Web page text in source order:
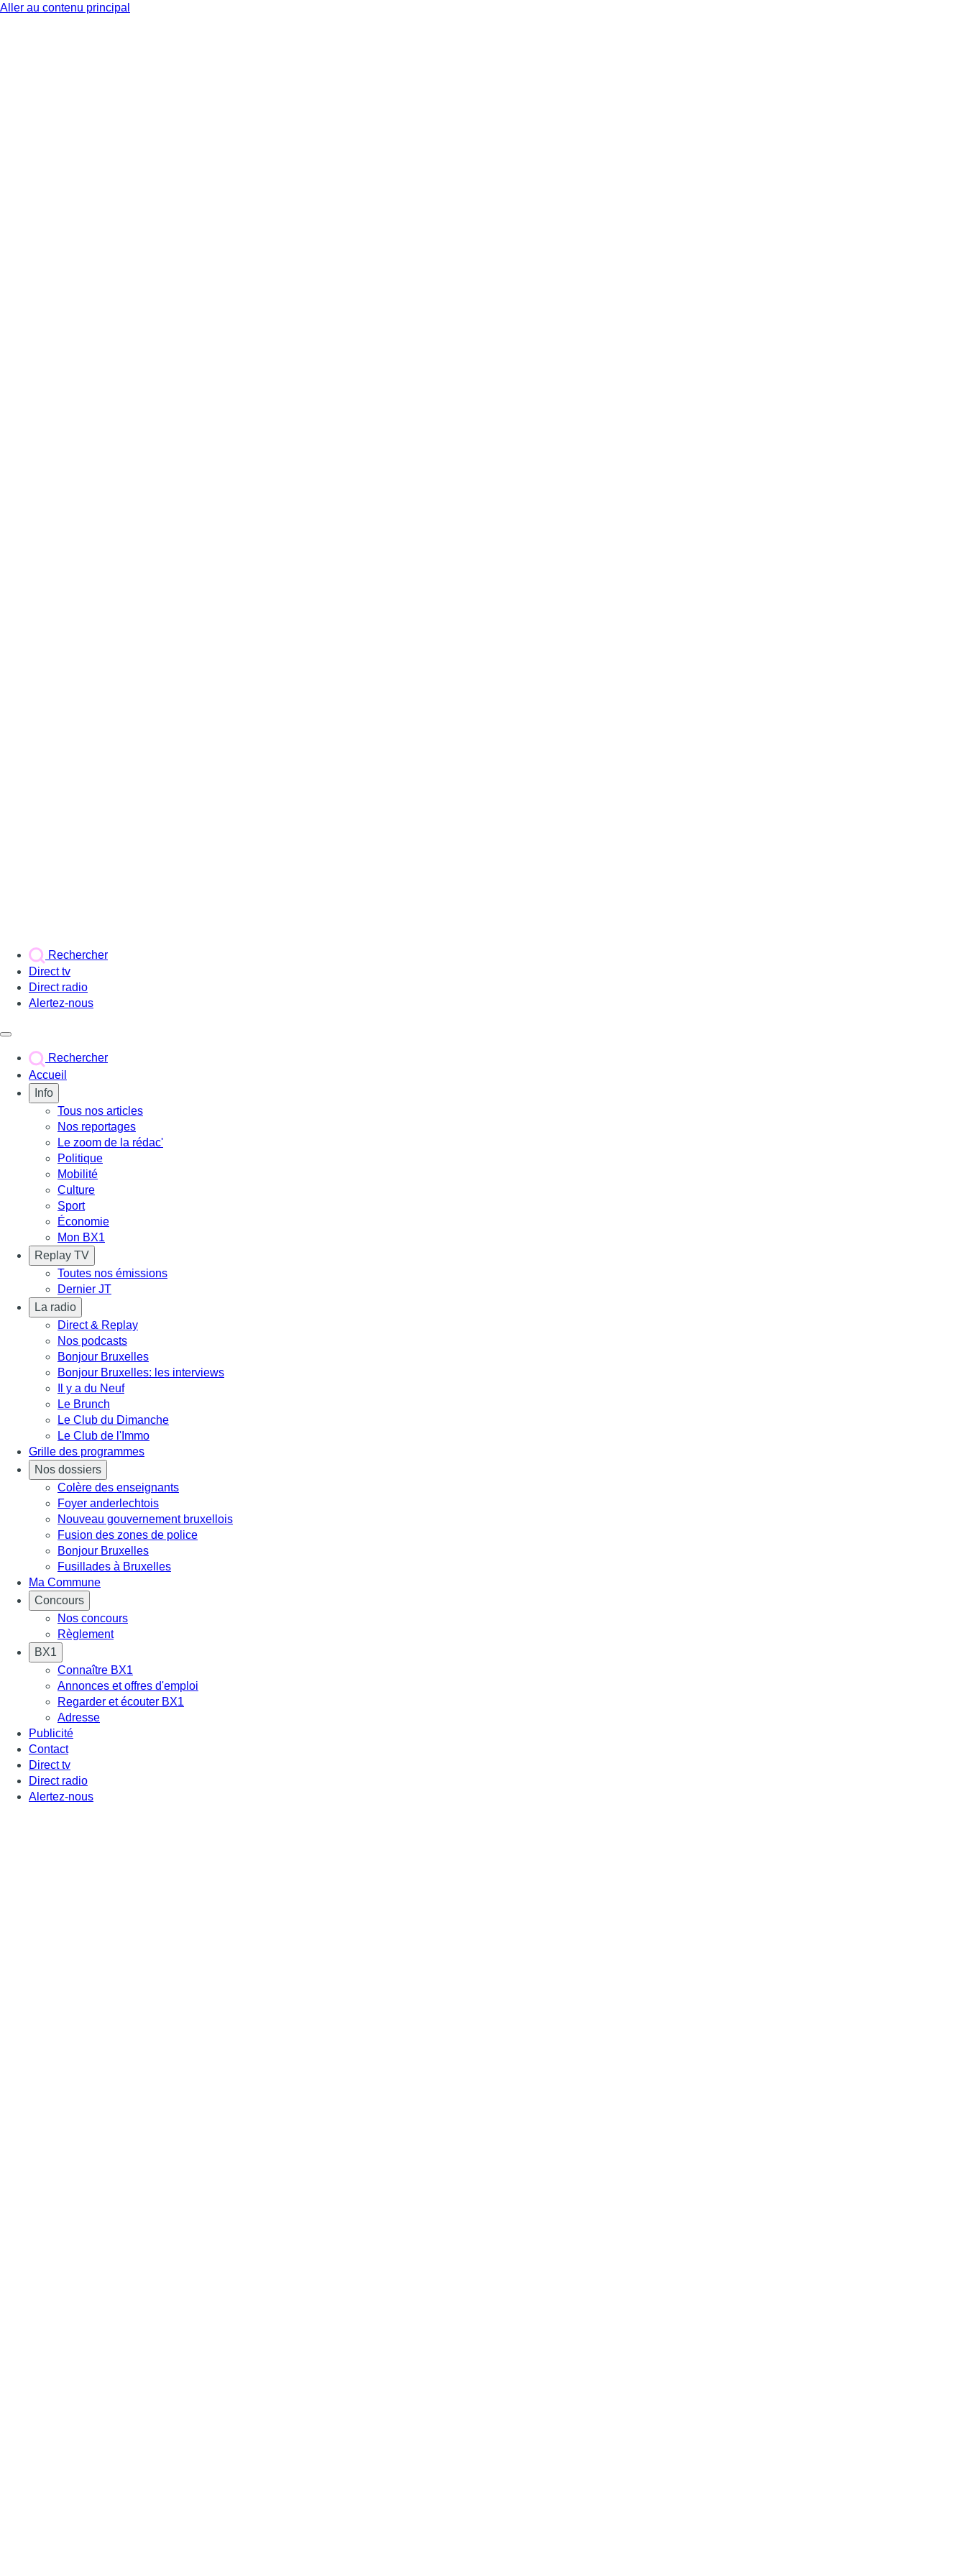
Aller au contenu principal
Rechercher
Direct tv
Direct radio
Alertez-nous
Rechercher
Accueil
Info
Tous nos articles
Nos reportages
Le zoom de la rédac'
Politique
Mobilité
Culture
Sport
Économie
Mon BX1
Replay TV
Toutes nos émissions
Dernier JT
La radio
Direct & Replay
Nos podcasts
Bonjour Bruxelles
Bonjour Bruxelles: les interviews
Il y a du Neuf
Le Brunch
Le Club du Dimanche
Le Club de l'Immo
Grille des programmes
Nos dossiers
Colère des enseignants
Foyer anderlechtois
Nouveau gouvernement bruxellois
Fusion des zones de police
Bonjour Bruxelles
Fusillades à Bruxelles
Ma Commune
Concours
Nos concours
Règlement
BX1
Connaître BX1
Annonces et offres d'emploi
Regarder et écouter BX1
Adresse
Publicité
Contact
Direct tv
Direct radio
Alertez-nous